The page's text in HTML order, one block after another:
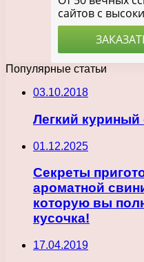
Популярные статьи
03.10.2018
Легкий
01.12.2025
Секреты
ароматной
которую вы
кусочка!
17.04.2019